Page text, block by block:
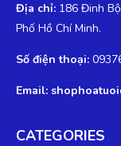
Địa chỉ: 186 Đinh
Phố Hồ Chí Minh.
Số điện thoại:
Email:
CATEGORIES